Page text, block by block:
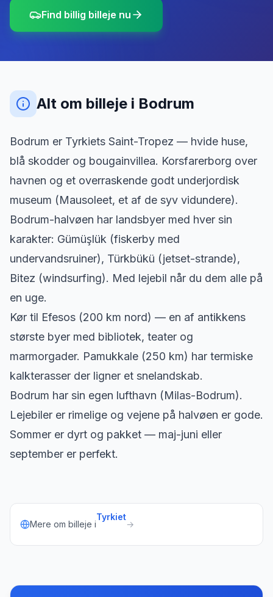
Find billig billeje nu
Alt om billeje i Bodrum
Bodrum er Tyrkiets Saint-Tropez — hvide huse,
blå skodder og bougainvillea. Korsfarerborg over
havnen og et overraskende godt underjordisk
museum (Mausoleet, et af de syv vidundere).
Bodrum-halvøen har landsbyer med hver sin
karakter: Gümüşlük (fiskerby med
undervandsruiner), Türkbükü (jetset-strande),
Bitez (windsurfing). Med lejebil når du dem alle på
en uge.
Kør til Efesos (200 km nord) — en af antikkens
største byer med bibliotek, teater og
marmorgader. Pamukkale (250 km) har termiske
kalkterasser der ligner et snelandskab.
Bodrum har sin egen lufthavn (Milas-Bodrum).
Lejebiler er rimelige og vejene på halvøen er gode.
Sommer er dyrt og pakket — maj-juni eller
september er perfekt.
Mere om billeje i
Tyrkiet
→